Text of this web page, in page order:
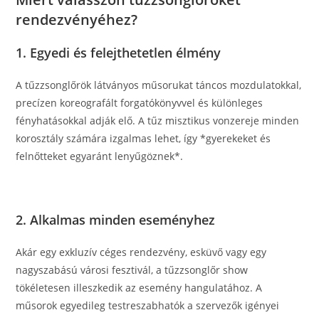
rendezvényéhez?
1. Egyedi és felejthetetlen élmény
A tűzzsonglőrök látványos műsorukat táncos mozdulatokkal,
precízen koreografált forgatókönyvvel és különleges
fényhatásokkal adják elő. A tűz misztikus vonzereje minden
korosztály számára izgalmas lehet, így *gyerekeket és
felnőtteket egyaránt lenyűgöznek*.
2. Alkalmas minden eseményhez
Akár egy exkluzív céges rendezvény, esküvő vagy egy
nagyszabású városi fesztivál, a tűzzsonglőr show
tökéletesen illeszkedik az esemény hangulatához. A
műsorok egyedileg testreszabhatók a szervezők igényei